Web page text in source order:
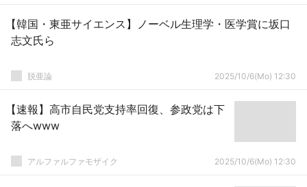
【韓国・東亜サイエンス】ノーベル生理学・医学賞に坂口
志文氏ら
脱亜論 2025/10/6(Mo) 12:30
【速報】高市自民党支持率回復、参政党は下
落へwww
アルファルファモザイク 2025/10/6(Mo) 12:30